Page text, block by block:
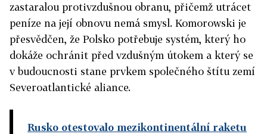
zastaralou protivzdušnou obranu, přičemž utrácet
peníze na její obnovu nemá smysl. Komorowski je
přesvědčen, že Polsko potřebuje systém, který ho
dokáže ochránit před vzdušným útokem a který se
v budoucnosti stane prvkem společného štítu zemí
Severoatlantické aliance.
Rusko otestovalo mezikontinentální raketu